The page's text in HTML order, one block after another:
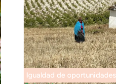
Igualdad de oportunidades